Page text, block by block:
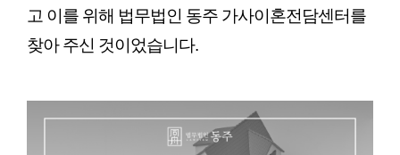
고 이를 위해 법무법인 동주 가사이혼전담센터를
찾아 주신 것이었습니다.